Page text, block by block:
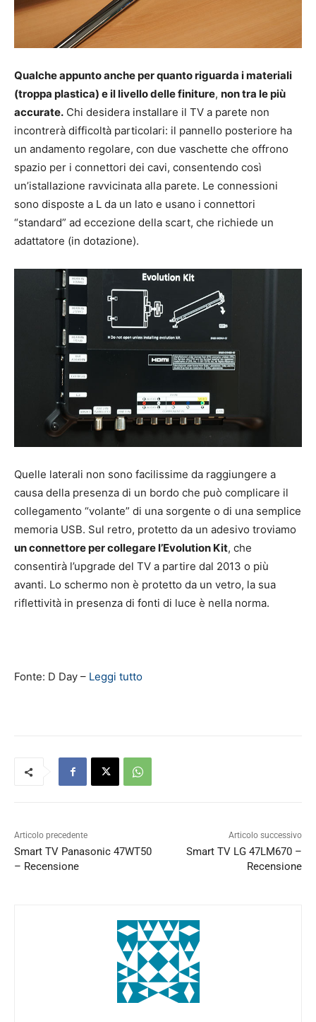
Qualche appunto anche per quanto riguarda i materiali
(troppa plastica) e il livello delle finiture, non tra le più
accurate. Chi desidera installare il TV a parete non
incontrerà difficoltà particolari: il pannello posteriore ha
un andamento regolare, con due vaschette che offrono
spazio per i connettori dei cavi, consentendo così
un’istallazione ravvicinata alla parete. Le connessioni
sono disposte a L da un lato e usano i connettori
“standard” ad eccezione della scart, che richiede un
adattatore (in dotazione).
Quelle laterali non sono facilissime da raggiungere a
causa della presenza di un bordo che può complicare il
collegamento “volante” di una sorgente o di una semplice
memoria USB. Sul retro, protetto da un adesivo troviamo
un connettore per collegare l’Evolution Kit, che
consentirà l’upgrade del TV a partire dal 2013 o più
avanti. Lo schermo non è protetto da un vetro, la sua
riflettività in presenza di fonti di luce è nella norma.
Fonte: D Day – Leggi tutto
Articolo precedente
Smart TV Panasonic 47WT50
– Recensione
Articolo successivo
Smart TV LG 47LM670 –
Recensione